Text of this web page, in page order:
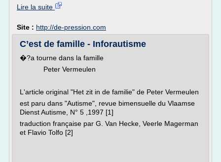
Lire la suite
Site : http://de-pression.com
C’est de famille - Inforautisme
�?a tourne dans la famille
Peter Vermeulen
L'article original "Het zit in de familie" de Peter Vermeulen
est paru dans "Autisme", revue bimensuelle du Vlaamse
Dienst Autisme, N° 5 ,1997 [1]
traduction française par G. Van Hecke, Veerle Magerman
et Flavio Tolfo [2]